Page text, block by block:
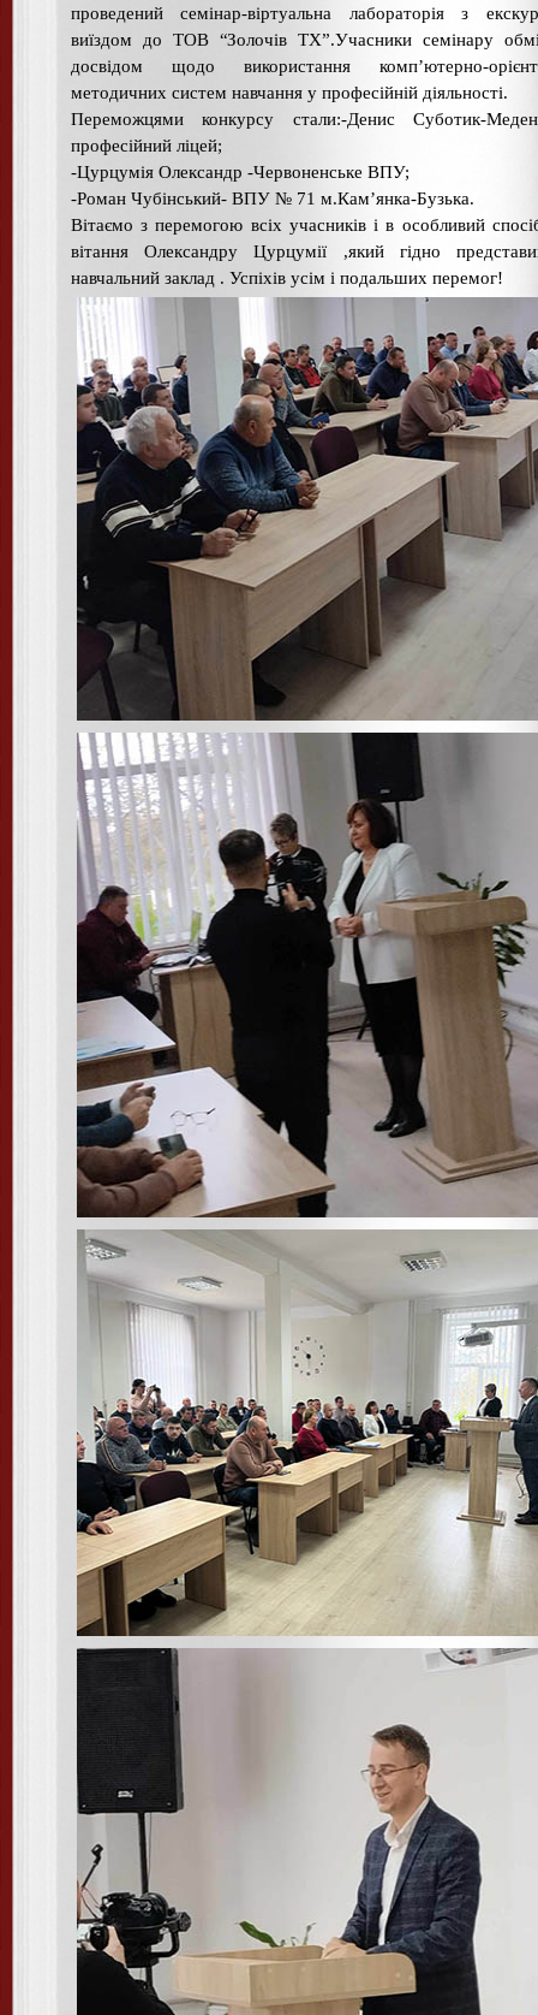
проведений семінар-віртуальна лабораторія з
виїздом до ТОВ “Золочів ТХ”.Учасники семінару
досвідом щодо використання комп’ютерно-
методичних систем навчання у професійній діяльності.
Переможцями конкурсу стали:-Денис Суботик-
професійний ліцей;
-Цурцумія Олександр -Червоненське ВПУ;
-Роман Чубінський- ВПУ № 71 м.Кам’янка-Бузька.
Вітаємо з перемогою всіх учасників і в особливий
вітання Олександру Цурцумії ,який гідно
навчальний заклад . Успіхів усім і подальших перемог!